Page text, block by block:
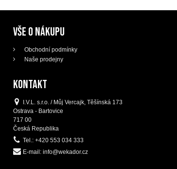
VŠE O NÁKUPU
Obchodní podmínky
Naše prodejny
KONTAKT
I.V.L. s.r.o. / Můj Vercajk, Těšínská 173
Ostrava - Bartovice
717 00
Česká Republika
Tel.: +420 553 034 333
E-mail: info@wekador.cz